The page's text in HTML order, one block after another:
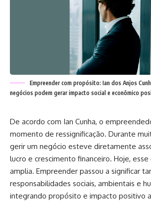
Empreender com propósito: Ian dos Anjos
negócios podem gerar impacto social e econômico
De acordo com Ian Cunha, o
momento de ressignificação. Durante
gerir um negócio esteve diretamente
lucro e crescimento financeiro. Hoje,
amplia. Empreender passou a significar
responsabilidades sociais, ambientais e
integrando propósito e impacto positivo